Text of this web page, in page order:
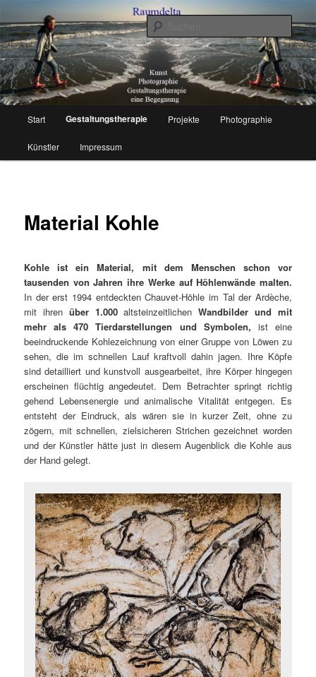
primären
Inhalt
springenRaumdelta
Kunst, Photographie, Gestaltungstherapie – Eine Begegnung
Start Gestaltungstherapie Projekte Photographie
Künstler Impressum
Material Kohle
Kohle ist ein Material, mit dem Menschen schon vor
tausenden von Jahren ihre Werke auf Höhlenwände malten.
In der erst 1994 entdeckten Chauvet-Höhle im Tal der Ardèche,
mit ihren über 1.000altsteinzeitlichen Wandbilder und mit
mehr als 470 Tierdarstellungen und Symbolen, ist eine
beeindruckende Kohlezeichnung von einer Gruppe von Löwen zu
sehen, die im schnellen Lauf kraftvoll dahin jagen. Ihre Köpfe
sind detailliert und kunstvoll ausgearbeitet, ihre Körper hingegen
erscheinen flüchtig angedeutet. Dem Betrachter springt richtig
gehend Lebensenergie und animalische Vitalität entgegen. Es
entsteht der Eindruck, als wären sie in kurzer Zeit, ohne zu
zögern, mit schnellen, zielsicheren Strichen gezeichnet worden
und der Künstler hätte just in diesem Augenblick die Kohle aus
der Hand gelegt.